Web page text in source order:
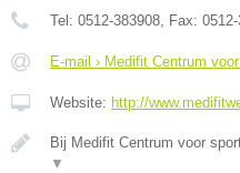
Tel: 0512-383908 , Fax:
E-mail › Medifit Centrum
Website: http://
Bij Medifit Centrum voor
▼